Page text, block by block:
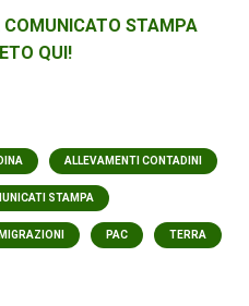
COMUNICATO STAMPA
QUI!
ALLEVAMENTI CONTADINI
STAMPA
PAC TERRA